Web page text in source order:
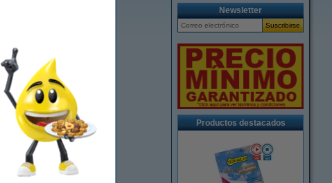
Newsletter
Productos destacados